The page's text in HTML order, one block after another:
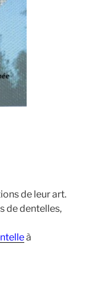
de leur art.
de dentelles,
à